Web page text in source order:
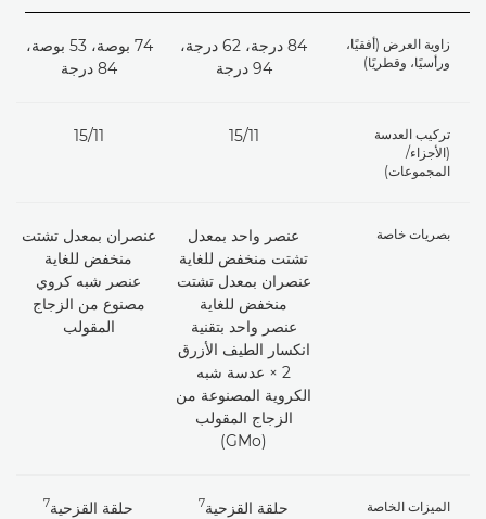
زاوية العرض (أفقيًا،
ورأسيًا، وقطريًا)
84 درجة، 62 درجة،
94 درجة
74 بوصة، 53 بوصة،
84 درجة
تركيب العدسة
(الأجزاء/
المجموعات)
15/11
15/11
بصريات خاصة
عنصر واحد بمعدل
تشتت منخفض للغاية
عنصران بمعدل تشتت
منخفض للغاية
عنصر واحد بتقنية
انكسار الطيف الأزرق
2 × عدسة شبه
الكروية المصنوعة من
الزجاج المقولب
(GMo)
عنصران بمعدل تشتت
منخفض للغاية
عنصر شبه كروي
مصنوع من الزجاج
المقولب
الميزات الخاصة حلقة القزحية7 حلقة القزحية7